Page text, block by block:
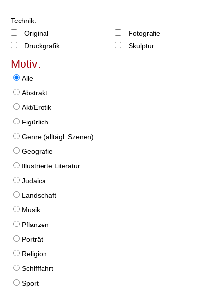
Technik:
Original
Druckgrafik
Fotografie
Skulptur
Motiv:
Alle
Abstrakt
Akt/Erotik
Figürlich
Genre (alltägl. Szenen)
Geografie
Illustrierte Literatur
Judaica
Landschaft
Musik
Pflanzen
Porträt
Religion
Schifffahrt
Sport